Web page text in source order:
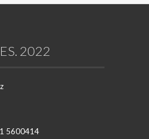
2022
5600414